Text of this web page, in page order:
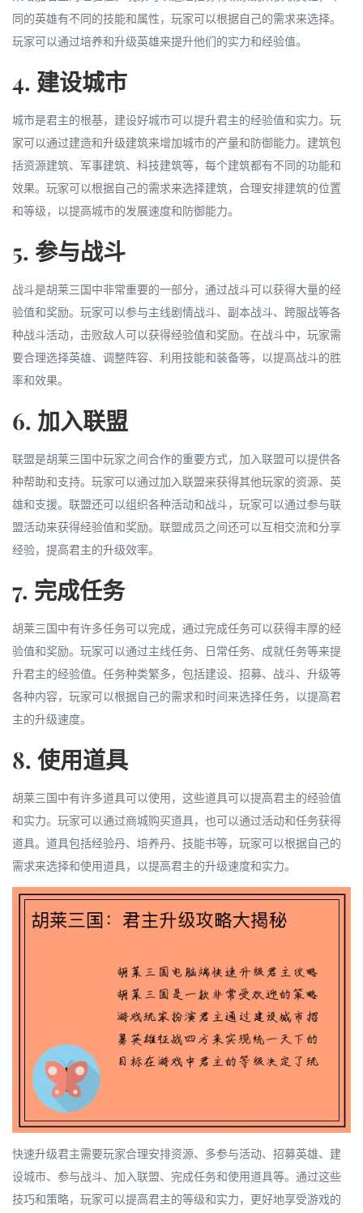
同的英雄有不同的技能和属性，玩家可以根据自己的需求来选择。
玩家可以通过培养和升级英雄来提升他们的实力和经验值。
4. 建设城市
城市是君主的根基，建设好城市可以提升君主的经验值和实力。玩
家可以通过建造和升级建筑来增加城市的产量和防御能力。建筑包
括资源建筑、军事建筑、科技建筑等，每个建筑都有不同的功能和
效果。玩家可以根据自己的需求来选择建筑，合理安排建筑的位置
和等级，以提高城市的发展速度和防御能力。
5. 参与战斗
战斗是胡莱三国中非常重要的一部分，通过战斗可以获得大量的经
验值和奖励。玩家可以参与主线剧情战斗、副本战斗、跨服战等各
种战斗活动，击败敌人可以获得经验值和奖励。在战斗中，玩家需
要合理选择英雄、调整阵容、利用技能和装备等，以提高战斗的胜
率和效果。
6. 加入联盟
联盟是胡莱三国中玩家之间合作的重要方式，加入联盟可以提供各
种帮助和支持。玩家可以通过加入联盟来获得其他玩家的资源、英
雄和支援。联盟还可以组织各种活动和战斗，玩家可以通过参与联
盟活动来获得经验值和奖励。联盟成员之间还可以互相交流和分享
经验，提高君主的升级效率。
7. 完成任务
胡莱三国中有许多任务可以完成，通过完成任务可以获得丰厚的经
验值和奖励。玩家可以通过主线任务、日常任务、成就任务等来提
升君主的经验值。任务种类繁多，包括建设、招募、战斗、升级等
各种内容，玩家可以根据自己的需求和时间来选择任务，以提高君
主的升级速度。
8. 使用道具
胡莱三国中有许多道具可以使用，这些道具可以提高君主的经验值
和实力。玩家可以通过商城购买道具，也可以通过活动和任务获得
道具。道具包括经验丹、培养丹、技能书等，玩家可以根据自己的
需求来选择和使用道具，以提高君主的升级速度和实力。
快速升级君主需要玩家合理安排资源、多参与活动、招募英雄、建
设城市、参与战斗、加入联盟、完成任务和使用道具等。通过这些
技巧和策略，玩家可以提高君主的等级和实力，更好地享受游戏的